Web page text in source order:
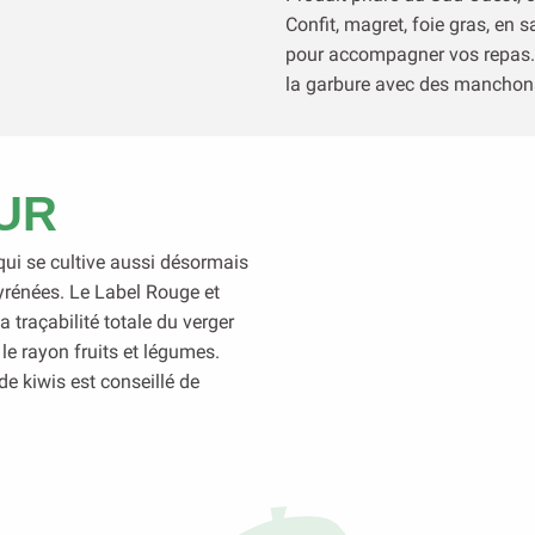
Confit, magret, foie gras, en
pour accompagner vos
la garbure avec des
se cultive aussi désormais
Le Label Rouge et
traçabilité totale du verger
rayon fruits et légumes.
kiwis est conseillé de